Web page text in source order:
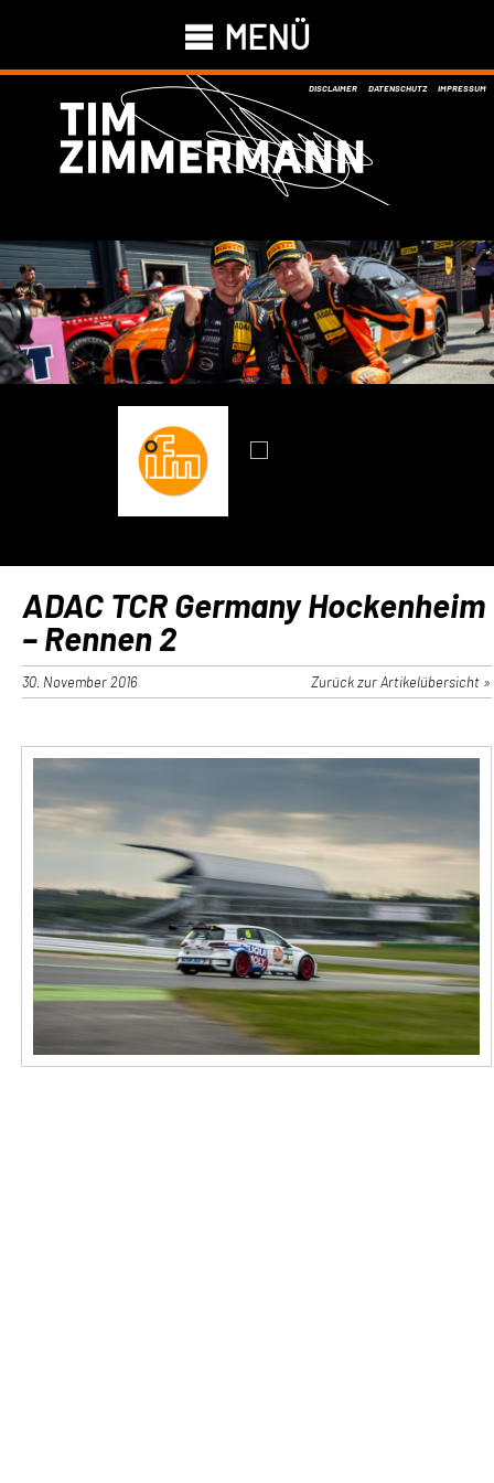
MENÜ
DISCLAIMER DATENSCHUTZ IMPRESSUM
ADAC TCR Germany Hockenheim
– Rennen 2
30. November 2016 Zurück zur Artikelübersicht »